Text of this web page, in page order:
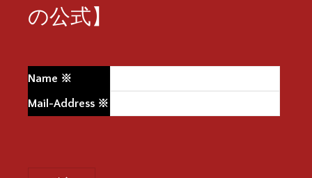
の公式】
Name ※
Mail-Address ※